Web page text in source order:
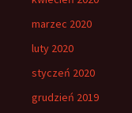
marzec 2020
luty 2020
styczeń 2020
grudzień 2019